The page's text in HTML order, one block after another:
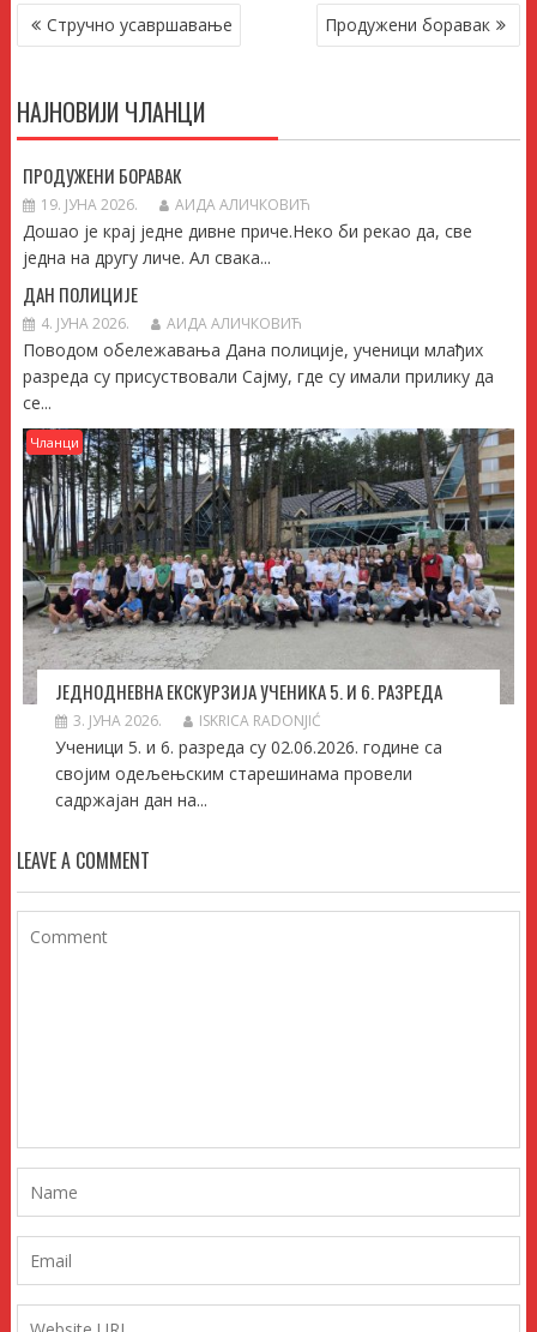
КРЕТАЊЕ
ЧЛАНКА
Стручно усавршавање Продужени боравак
НАЈНОВИЈИ ЧЛАНЦИ
ПРОДУЖЕНИ БОРАВАК
19. ЈУНА 2026. АИДА АЛИЧКОВИЋ
Дошао је крај једне дивне приче.Неко би рекао да, све
једна на другу личе. Ал свака...
ДАН ПОЛИЦИЈЕ
4. ЈУНА 2026. АИДА АЛИЧКОВИЋ
Поводом обележавања Дана полиције, ученици млађих
разреда су присуствовали Сајму, где су имали прилику да
се...
Чланци
ЈЕДНОДНЕВНА ЕКСКУРЗИЈА УЧЕНИКА 5. И 6. РАЗРЕДА
3. ЈУНА 2026. ISKRICA RADONJIĆ
Ученици 5. и 6. разреда су 02.06.2026. године са
својим одељењским старешинама провели
садржајан дан на...
LEAVE A COMMENT